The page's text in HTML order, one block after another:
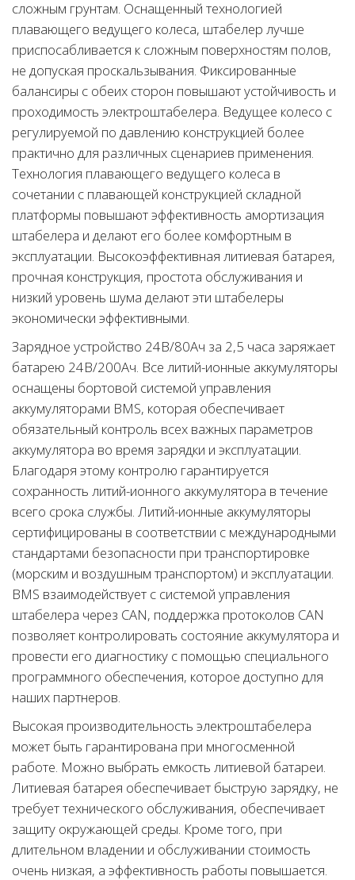
сложным грунтам. Оснащенный технологией
плавающего ведущего колеса, штабелер лучше
приспосабливается к сложным поверхностям полов,
не допуская проскальзывания. Фиксированные
балансиры с обеих сторон повышают устойчивость и
проходимость электроштабелера. Ведущее колесо с
регулируемой по давлению конструкцией более
практично для различных сценариев применения.
Технология плавающего ведущего колеса в
сочетании с плавающей конструкцией складной
платформы повышают эффективность амортизация
штабелера и делают его более комфортным в
эксплуатации. Высокоэффективная литиевая батарея,
прочная конструкция, простота обслуживания и
низкий уровень шума делают эти штабелеры
экономически эффективными.
Зарядное устройство 24В/80Ач за 2,5 часа заряжает
батарею 24В/200Ач. Все литий-ионные аккумуляторы
оснащены бортовой системой управления
аккумуляторами BMS, которая обеспечивает
обязательный контроль всех важных параметров
аккумулятора во время зарядки и эксплуатации.
Благодаря этому контролю гарантируется
сохранность литий-ионного аккумулятора в течение
всего срока службы. Литий-ионные аккумуляторы
сертифицированы в соответствии с международными
стандартами безопасности при транспортировке
(морским и воздушным транспортом) и эксплуатации.
BMS взаимодействует с системой управления
штабелера через CAN, поддержка протоколов CAN
позволяет контролировать состояние аккумулятора и
провести его диагностику с помощью специального
программного обеспечения, которое доступно для
наших партнеров.
Высокая производительность электроштабелера
может быть гарантирована при многосменной
работе. Можно выбрать емкость литиевой батареи.
Литиевая батарея обеспечивает быструю зарядку, не
требует технического обслуживания, обеспечивает
защиту окружающей среды. Кроме того, при
длительном владении и обслуживании стоимость
очень низкая, а эффективность работы повышается.